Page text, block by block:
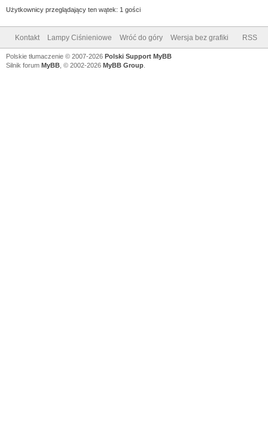
Użytkownicy przeglądający ten wątek: 1 gości
Kontakt Lampy Ciśnieniowe Wróć do góry Wersja bez grafiki RSS
Polskie tłumaczenie © 2007-2026 Polski Support MyBB
Silnik forum MyBB , © 2002-2026 MyBB Group